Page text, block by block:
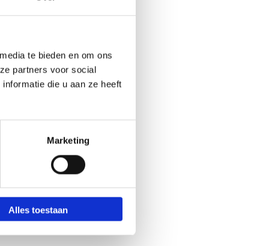
te bieden en om ons
partners voor social
die u aan ze heeft
Marketing
Alles toestaan